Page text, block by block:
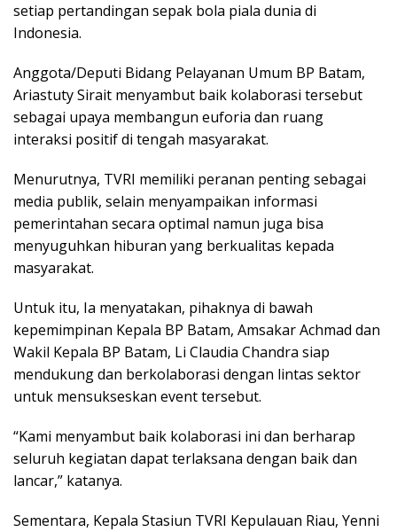
setiap pertandingan sepak bola piala dunia di
Indonesia.
Anggota/Deputi Bidang Pelayanan Umum BP Batam,
Ariastuty Sirait menyambut baik kolaborasi tersebut
sebagai upaya membangun euforia dan ruang
interaksi positif di tengah masyarakat.
Menurutnya, TVRI memiliki peranan penting sebagai
media publik, selain menyampaikan informasi
pemerintahan secara optimal namun juga bisa
menyuguhkan hiburan yang berkualitas kepada
masyarakat.
Untuk itu, Ia menyatakan, pihaknya di bawah
kepemimpinan Kepala BP Batam, Amsakar Achmad dan
Wakil Kepala BP Batam, Li Claudia Chandra siap
mendukung dan berkolaborasi dengan lintas sektor
untuk mensukseskan event tersebut.
“Kami menyambut baik kolaborasi ini dan berharap
seluruh kegiatan dapat terlaksana dengan baik dan
lancar,” katanya.
Sementara, Kepala Stasiun TVRI Kepulauan Riau, Yenni